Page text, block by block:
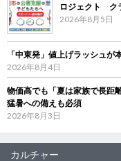
ロジェクト ク
2026年8月5日
「中東発」値上げラッシュ
2026年8月4日
物価高でも「夏は家族で長距
猛暑への備えも必須
2026年8月3日
カルチャー